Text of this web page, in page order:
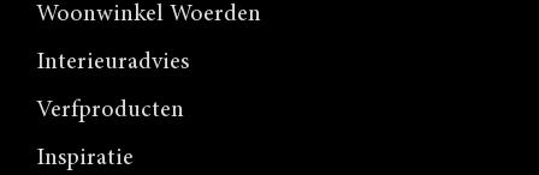
Woonwinkel Woerden
Interieuradvies
Verfproducten
Inspiratie